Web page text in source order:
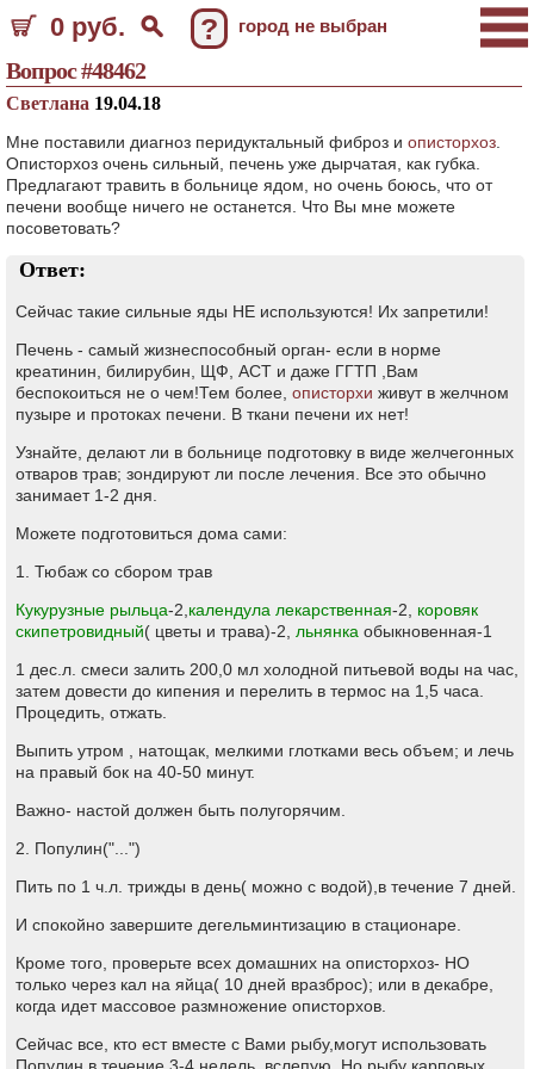
0 руб. ? город не выбран
Вопрос #48462
Светлана 19.04.18
Мне поставили диагноз перидуктальный фиброз и описторхоз
Описторхоз очень сильный, печень уже дырчатая, как губка.
Предлагают травить в больнице ядом, но очень боюсь, что от
печени вообще ничего не останется. Что Вы мне можете
посоветовать?
Ответ:
Сейчас такие сильные яды НЕ используются! Их запретили!
Печень - самый жизнеспособный орган- если в норме
креатинин, билирубин, ЩФ, АСТ и даже ГГТП ,Вам
беспокоиться не о чем!Тем более, описторхи живут в желчном
пузыре и протоках печени. В ткани печени их нет!
Узнайте, делают ли в больнице подготовку в виде желчегонных
отваров трав; зондируют ли после лечения. Все это обычно
занимает 1-2 дня.
Можете подготовиться дома сами:
1. Тюбаж со сбором трав
Кукурузные рыльца-2, календула лекарственная-2, коровяк
скипетровидный( цветы и трава)-2, льнянка обыкновенная-1
1 дес.л. смеси залить 200,0 мл холодной питьевой воды на час,
затем довести до кипения и перелить в термос на 1,5 часа.
Процедить, отжать.
Выпить утром , натощак, мелкими глотками весь объем; и лечь
на правый бок на 40-50 минут.
Важно- настой должен быть полугорячим.
2. Популин("...")
Пить по 1 ч.л. трижды в день( можно с водой),в течение 7 дней.
И спокойно завершите дегельминтизацию в стационаре.
Кроме того, проверьте всех домашних на описторхоз- НО
только через кал на яйца( 10 дней вразброс); или в декабре,
когда идет массовое размножение описторхов.
Сейчас все, кто ест вместе с Вами рыбу,могут использовать